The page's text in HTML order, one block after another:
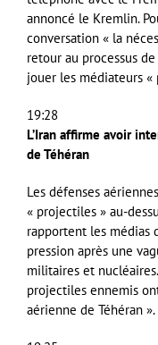
annoncé le Kremlin.
conversation « la
retour au processus
jouer les médiateurs «
19:28
L’Iran affirme avoir
de Téhéran
Les défenses
« projectiles » au-
rapportent les médias
pression après une
militaires et
projectiles ennemis
aérienne de Téhéran ».